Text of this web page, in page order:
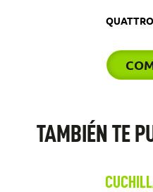
TAMBIÉN TE